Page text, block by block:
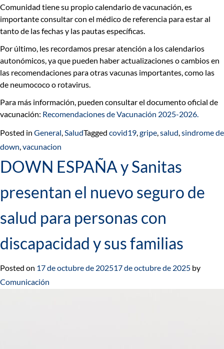
Comunidad tiene su propio calendario de vacunación, es
importante consultar con el médico de referencia para estar al
tanto de las fechas y las pautas específicas.
Por último, les recordamos presar atención a los calendarios
autonómicos, ya que pueden haber actualizaciones o cambios en
las recomendaciones para otras vacunas importantes, como las
de neumococo o rotavirus.
Para más información, pueden consultar el documento oficial de
vacunación: Recomendaciones de Vacunación 2025-2026.
Posted in General,SaludTagged covid19,gripe,salud,sindrome de
down,vacunacion
DOWN ESPAÑA y Sanitas
presentan el nuevo seguro de
salud para personas con
discapacidad y sus familias
Posted on 17 de octubre de 202517 de octubre de 2025 by
Comunicación